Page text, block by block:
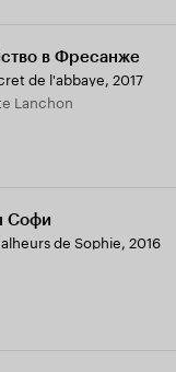
в Фресанже
de l'abbaye, 2017
Lanchon
Софи
de Sophie, 2016